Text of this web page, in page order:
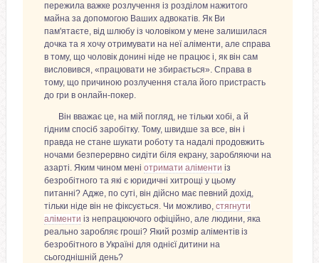
пережила важке розлучення із розділом нажитого
майна за допомогою Ваших адвокатів. Як Ви
пам'ятаєте, від шлюбу із чоловіком у мене залишилася
дочка та я хочу отримувати на неї аліменти, але справа
в тому, що чоловік донині ніде не працює і, як він сам
висловився, «працювати не збирається». Справа в
тому, що причиною розлучення стала його пристрасть
до гри в онлайн-покер.
Він вважає це, на мій погляд, не тільки хобі, а й
гідним спосіб заробітку. Тому, швидше за все, він і
правда не стане шукати роботу та надалі продовжить
ночами безперервно сидіти біля екрану, заробляючи на
азарті. Яким чином мені отримати аліменти із
безробітного та які є юридичні хитрощі у цьому
питанні? Адже, по суті, він дійсно має певний дохід,
тільки ніде він не фіксується. Чи можливо, стягнути
аліменти із непрацюючого офіційно, але людини, яка
реально заробляє гроші? Який розмір аліментів із
безробітного в Україні для однієї дитини на
сьогоднішній день?